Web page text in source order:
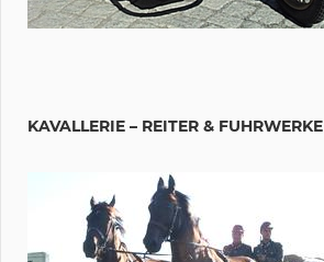
KAVALLERIE – REITER & FUHRWERKE